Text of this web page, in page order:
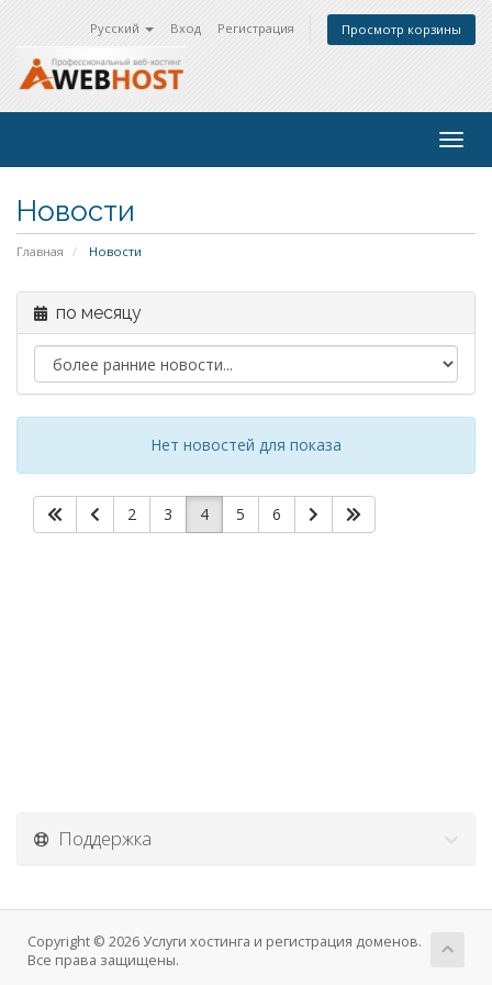
Русский Вход Регистрация Просмотр корзины
Новости
Главная Новости
по месяцу
Нет новостей для показа
2 3 4 5 6
Поддержка
Copyright © 2026 Услуги хостинга и регистрация доменов.
Все права защищены.